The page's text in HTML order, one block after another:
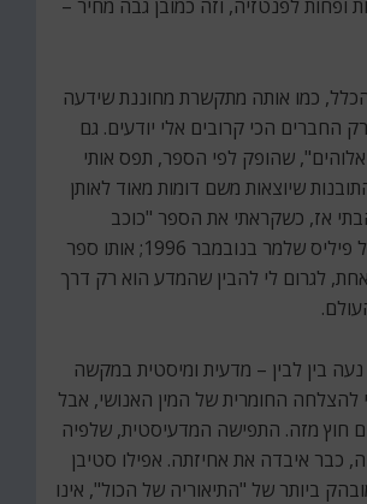
ופחות לפנטזיה, וזה כמובן גבה מחיר –
הכלל, כמו אותה מתקשרת מחוננת שידעה
החברים הכי קרובים אלי יודעים. גם
שהופק לפי הספר, תפס אותי
שיוצאות משם דומות מאוד לאותן
אז, כשקראתי את הספר "כוכב
הבחירה היחיד" של פיליס שלמר בנובמבר 1996; אותו ספר
לגרום לי להבין שהמדע הוא רק דרך
בין לבין – מדעית ומיסטית במקשה
החומרית של המין האנושי, אבל
חוץ מזה. התפישה המדעיסטית, שלפיה
כבר איבדה את אחיזתה. אפילו סטיבן
ביותר של "התיאוריה של הכול", אינו